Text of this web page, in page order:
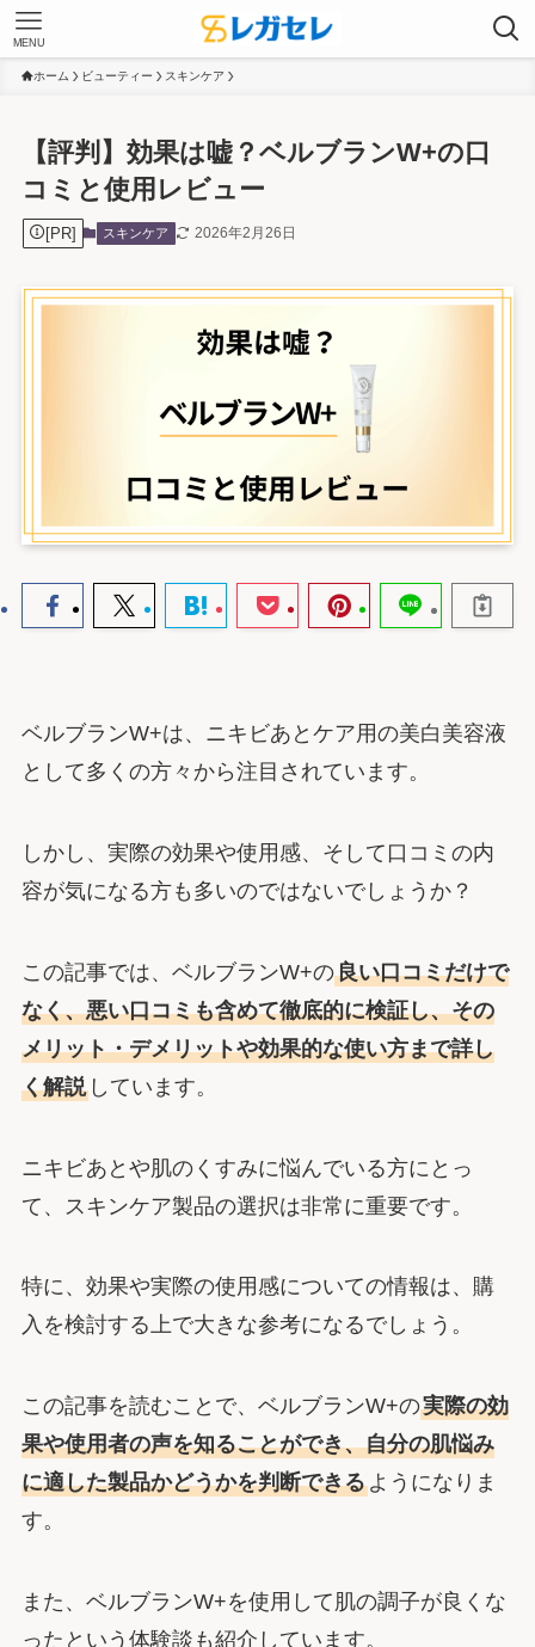
MENU
ホーム ビューティー スキンケア
【評判】効果は嘘？ベルブランW+の口
コミと使用レビュー
[PR] スキンケア 2026年2月26日
ベルブランW+は、ニキビあとケア用の美白美容液
として多くの方々から注目されています。
しかし、実際の効果や使用感、そして口コミの内
容が気になる方も多いのではないでしょうか？
この記事では、ベルブランW+の良い口コミだけで
なく、悪い口コミも含めて徹底的に検証し、その
メリット・デメリットや効果的な使い方まで詳し
く解説しています。
ニキビあとや肌のくすみに悩んでいる方にとっ
て、スキンケア製品の選択は非常に重要です。
特に、効果や実際の使用感についての情報は、購
入を検討する上で大きな参考になるでしょう。
この記事を読むことで、ベルブランW+の実際の効
果や使用者の声を知ることができ、自分の肌悩み
に適した製品かどうかを判断できるようになりま
す。
また、ベルブランW+を使用して肌の調子が良くな
ったという体験談も紹介しています。